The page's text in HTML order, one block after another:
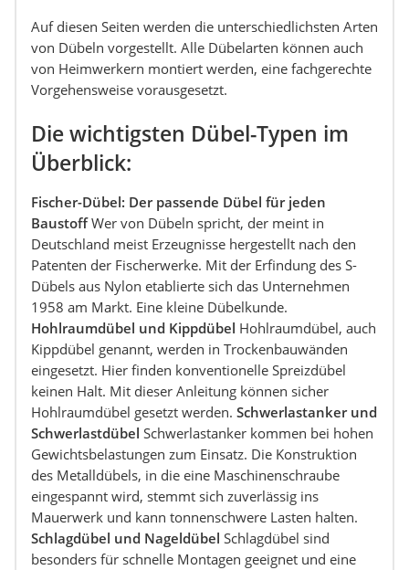
Auf diesen Seiten werden die unterschiedlichsten Arten
von Dübeln vorgestellt. Alle Dübelarten können auch
von Heimwerkern montiert werden, eine fachgerechte
Vorgehensweise vorausgesetzt.
Die wichtigsten Dübel-Typen im
Überblick:
Fischer-Dübel: Der passende Dübel für jeden
BaustoffWer von Dübeln spricht, der meint in
Deutschland meist Erzeugnisse hergestellt nach den
Patenten der Fischerwerke. Mit der Erfindung des S-
Dübels aus Nylon etablierte sich das Unternehmen
1958 am Markt. Eine kleine Dübelkunde.
Hohlraumdübel und Kippdübel Hohlraumdübel, auch
Kippdübel genannt, werden in Trockenbauwänden
eingesetzt. Hier finden konventionelle Spreizdübel
keinen Halt. Mit dieser Anleitung können sicher
Hohlraumdübel gesetzt werden. Schwerlastanker und
Schwerlastdübel Schwerlastanker kommen bei hohen
Gewichtsbelastungen zum Einsatz. Die Konstruktion
des Metalldübels, in die eine Maschinenschraube
eingespannt wird, stemmt sich zuverlässig ins
Mauerwerk und kann tonnenschwere Lasten halten.
Schlagdübel und Nageldübel Schlagdübel sind
besonders für schnelle Montagen geeignet und eine